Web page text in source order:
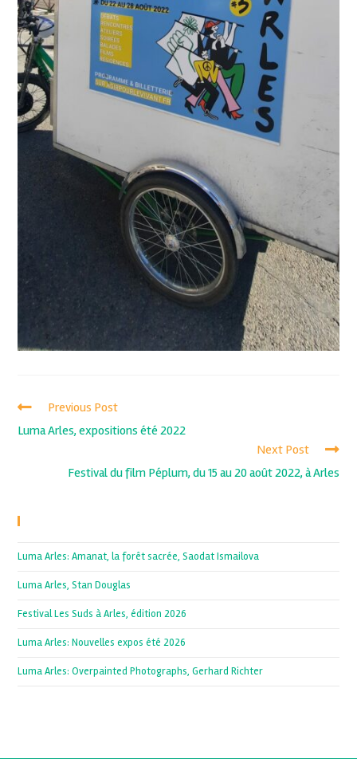
Previous Post
Luma Arles, expositions été 2022
Next Post
Festival du film Péplum, du 15 au 20 août 2022, à Arles
Luma Arles: Amanat, la forêt sacrée, Saodat Ismailova
Luma Arles, Stan Douglas
Festival Les Suds à Arles, édition 2026
Luma Arles: Nouvelles expos été 2026
Luma Arles: Overpainted Photographs, Gerhard Richter